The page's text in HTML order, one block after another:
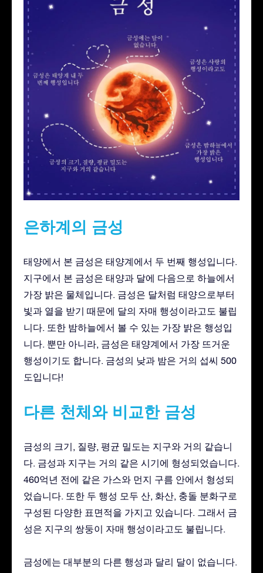
은하계의 금성
태양에서 본 금성은 태양계에서 두 번째 행성입니다.
지구에서 본 금성은 태양과 달에 다음으로 하늘에서
가장 밝은 물체입니다. 금성은 달처럼 태양으로부터
빛과 열을 받기 때문에 달의 자매 행성이라고도 불립
니다. 또한 밤하늘에서 볼 수 있는 가장 밝은 행성입
니다. 뿐만 아니라, 금성은 태양계에서 가장 뜨거운
행성이기도 합니다. 금성의 낮과 밤은 거의 섭씨 500
도입니다!
다른 천체와 비교한 금성
금성의 크기, 질량, 평균 밀도는 지구와 거의 같습니
다. 금성과 지구는 거의 같은 시기에 형성되었습니다.
460억년 전에 같은 가스와 먼지 구름 안에서 형성되
었습니다. 또한 두 행성 모두 산, 화산, 충돌 분화구로
구성된 다양한 표면적을 가지고 있습니다. 그래서 금
성은 지구의 쌍둥이 자매 행성이라고도 불립니다.
금성에는 대부분의 다른 행성과 달리 달이 없습니다.